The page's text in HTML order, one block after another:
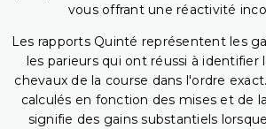
vous offrant une réactivité
Les rapports Quinté représentent les
les parieurs qui ont réussi à identifier
chevaux de la course dans l'ordre
calculés en fonction des mises et de
signifie des gains substantiels